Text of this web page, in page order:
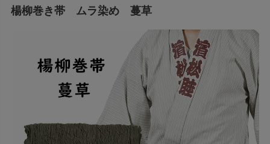
楊柳巻き帯 ムラ染め 蔓草